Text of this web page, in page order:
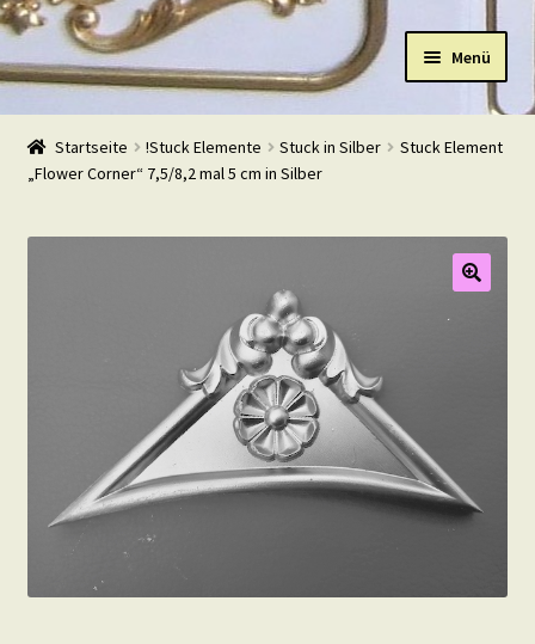
Navigation
Zum
Inhalt
Menü
Start
Shop
Warenkorb
Kontakt
Startseite !Stuck Elemente Stuck in Silber
Stuck Element
„Flower Corner“ 7,5/8,2 mal 5 cm in Silber